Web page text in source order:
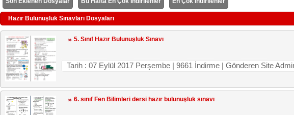
Hazır Bulunuşluk Sınavları Dosyaları
5. Sınıf Hazır Bulunuşluk Sınavı
Tarih : 07 Eylül 2017 Perşembe | 9661 İndirme | Gönderen Site
6. sınıf Fen Bilimleri dersi hazır bulunuşluk sınavı